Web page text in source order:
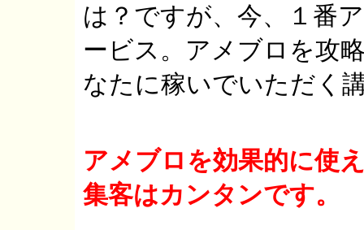
は？ですが、今、１番
ービス。アメブロを攻
なたに稼いでいただく
アメブロを効果的に使
集客はカンタンです。